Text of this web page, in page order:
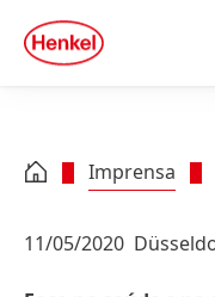
Skip to footer
quick
search
Imprensa
11/05/2020